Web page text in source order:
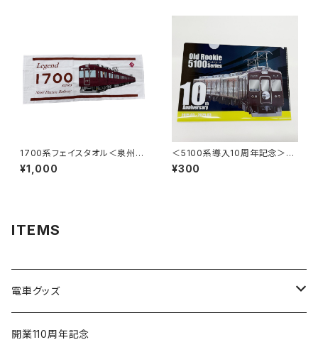
1700系フェイスタオル＜泉州タ
オル＞
¥1,000
＜5100系導入10周年記念＞ク
リアファイル（写真ver.）
¥300
ITEMS
電車グッズ
鉄道模型（Nゲージ）
開業110周年記念